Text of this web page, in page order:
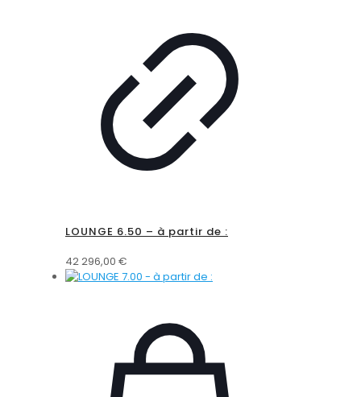
LOUNGE 6.50 – à partir de :
42 296,00 €